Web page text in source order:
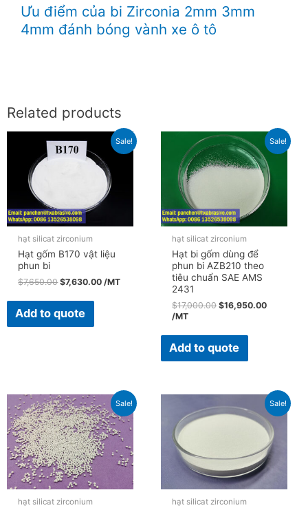
Ưu điểm của bi Zirconia 2mm 3mm
4mm đánh bóng vành xe ô tô
Related products
Sale!
hạt silicat zirconium
Hạt gốm B170 vật liệu
phun bi
$7,650.00 $7,630.00 /MT
Add to quote
Sale!
hạt silicat zirconium
Hạt bi gốm dùng để
phun bi AZB210 theo
tiêu chuẩn SAE AMS
2431
$17,000.00 $16,950.00
/MT
Add to quote
Sale!
hạt silicat zirconium
Sale!
hạt silicat zirconium